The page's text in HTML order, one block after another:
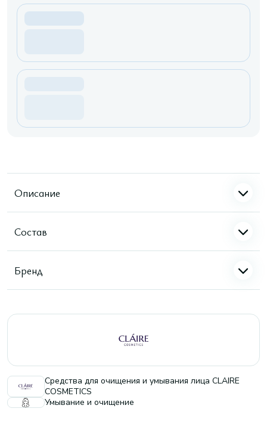
Описание
Состав
Бренд
Средства для очищения и умывания лица CLAIRE
COSMETICS
Умывание и очищение